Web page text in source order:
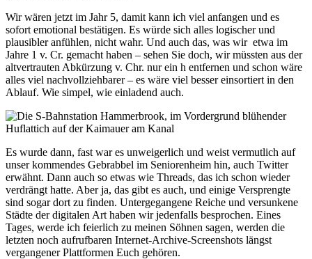
Wir wären jetzt im Jahr 5, damit kann ich viel anfangen und es
sofort emotional bestätigen. Es würde sich alles logischer und
plausibler anfühlen, nicht wahr. Und auch das, was wir etwa im
Jahre 1 v. Cr. gemacht haben – sehen Sie doch, wir müssten aus der
altvertrauten Abkürzung v. Chr. nur ein h entfernen und schon wäre
alles viel nachvollziehbarer – es wäre viel besser einsortiert in den
Ablauf. Wie simpel, wie einladend auch.
Es wurde dann, fast war es unweigerlich und weist vermutlich auf
unser kommendes Gebrabbel im Seniorenheim hin, auch Twitter
erwähnt. Dann auch so etwas wie Threads, das ich schon wieder
verdrängt hatte. Aber ja, das gibt es auch, und einige Versprengte
sind sogar dort zu finden. Untergegangene Reiche und versunkene
Städte der digitalen Art haben wir jedenfalls besprochen. Eines
Tages, werde ich feierlich zu meinen Söhnen sagen, werden die
letzten noch aufrufbaren Internet-Archive-Screenshots längst
vergangener Plattformen Euch gehören.